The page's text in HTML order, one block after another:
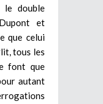
le double
et
que celui
tous les
font que
autant